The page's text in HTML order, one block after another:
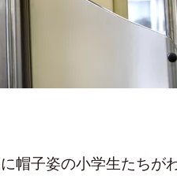
帽子姿の小学生たちが